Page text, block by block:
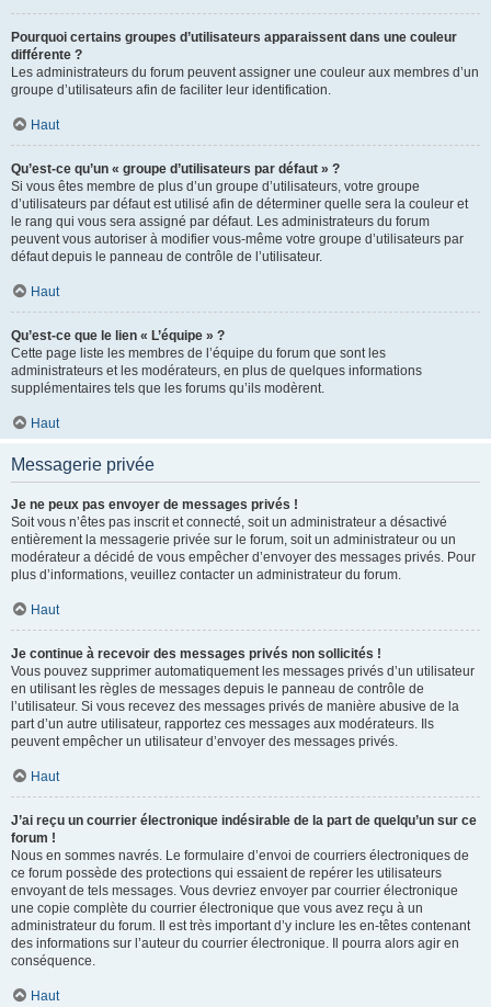
Pourquoi certains groupes d’utilisateurs apparaissent dans une couleur
différente ?
Les administrateurs du forum peuvent assigner une couleur aux membres d’un
groupe d’utilisateurs afin de faciliter leur identification.
Haut
Qu’est-ce qu’un « groupe d’utilisateurs par défaut » ?
Si vous êtes membre de plus d’un groupe d’utilisateurs, votre groupe
d’utilisateurs par défaut est utilisé afin de déterminer quelle sera la couleur et
le rang qui vous sera assigné par défaut. Les administrateurs du forum
peuvent vous autoriser à modifier vous-même votre groupe d’utilisateurs par
défaut depuis le panneau de contrôle de l’utilisateur.
Haut
Qu’est-ce que le lien « L’équipe » ?
Cette page liste les membres de l’équipe du forum que sont les
administrateurs et les modérateurs, en plus de quelques informations
supplémentaires tels que les forums qu’ils modèrent.
Haut
Messagerie privée
Je ne peux pas envoyer de messages privés !
Soit vous n’êtes pas inscrit et connecté, soit un administrateur a désactivé
entièrement la messagerie privée sur le forum, soit un administrateur ou un
modérateur a décidé de vous empêcher d’envoyer des messages privés. Pour
plus d’informations, veuillez contacter un administrateur du forum.
Haut
Je continue à recevoir des messages privés non sollicités !
Vous pouvez supprimer automatiquement les messages privés d’un utilisateur
en utilisant les règles de messages depuis le panneau de contrôle de
l’utilisateur. Si vous recevez des messages privés de manière abusive de la
part d’un autre utilisateur, rapportez ces messages aux modérateurs. Ils
peuvent empêcher un utilisateur d’envoyer des messages privés.
Haut
J’ai reçu un courrier électronique indésirable de la part de quelqu’un sur ce
forum !
Nous en sommes navrés. Le formulaire d’envoi de courriers électroniques de
ce forum possède des protections qui essaient de repérer les utilisateurs
envoyant de tels messages. Vous devriez envoyer par courrier électronique
une copie complète du courrier électronique que vous avez reçu à un
administrateur du forum. Il est très important d’y inclure les en-têtes contenant
des informations sur l’auteur du courrier électronique. Il pourra alors agir en
conséquence.
Haut